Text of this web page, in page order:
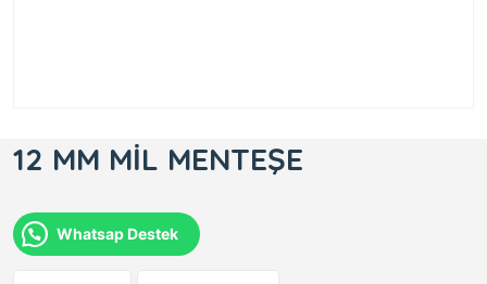
12 MM MİL MENTEŞE
Whatsap Destek